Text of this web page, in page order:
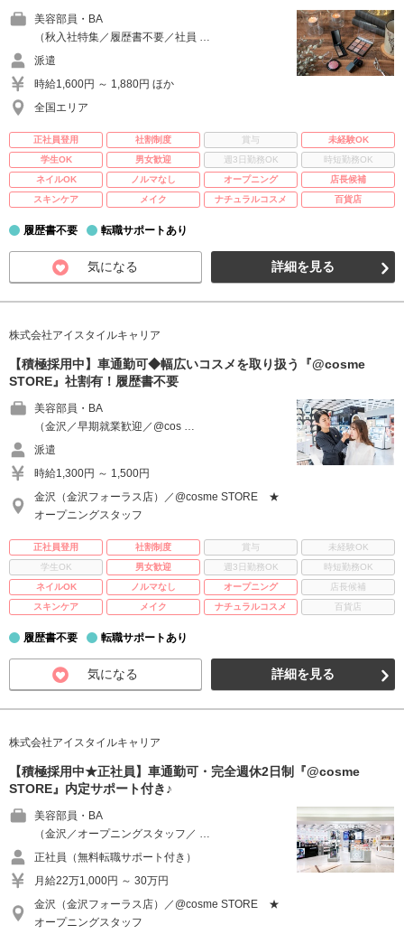
美容部員・BA
（秋入社特集／履歴書不要／社員 …
派遣
時給1,600円 ～ 1,880円 ほか
全国エリア
正社員登用 社割制度 賞与
未経験OK
学生OK
男女歓迎 週3日勤務OK
時短勤務OK
ネイルOK
ノルマなし オープニング
店長候補
スキンケア
メイク ナチュラルコスメ 百貨店
履歴書不要 転職サポートあり
気になる 詳細を見る
株式会社アイスタイルキャリア
【積極採用中】車通勤可◆幅広いコスメを取り扱う『@cosme
STORE』社割有！履歴書不要
美容部員・BA
（金沢／早期就業歓迎／@cos …
派遣
時給1,300円 ～ 1,500円
金沢（金沢フォーラス店）／@cosme STORE ★
オープニングスタッフ
正社員登用 社割制度 賞与
未経験OK
学生OK
男女歓迎 週3日勤務OK
時短勤務OK
ネイルOK
ノルマなし オープニング
店長候補
スキンケア
メイク ナチュラルコスメ 百貨店
履歴書不要 転職サポートあり
気になる 詳細を見る
株式会社アイスタイルキャリア
【積極採用中★正社員】車通勤可・完全週休2日制『@cosme
STORE』内定サポート付き♪
美容部員・BA
（金沢／オープニングスタッフ／ …
正社員（無料転職サポート付き）
月給22万1,000円 ～ 30万円
金沢（金沢フォーラス店）／@cosme STORE ★
オープニングスタッフ